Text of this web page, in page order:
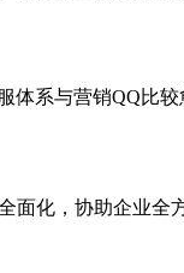
系与营销QQ比
化，协助企业全